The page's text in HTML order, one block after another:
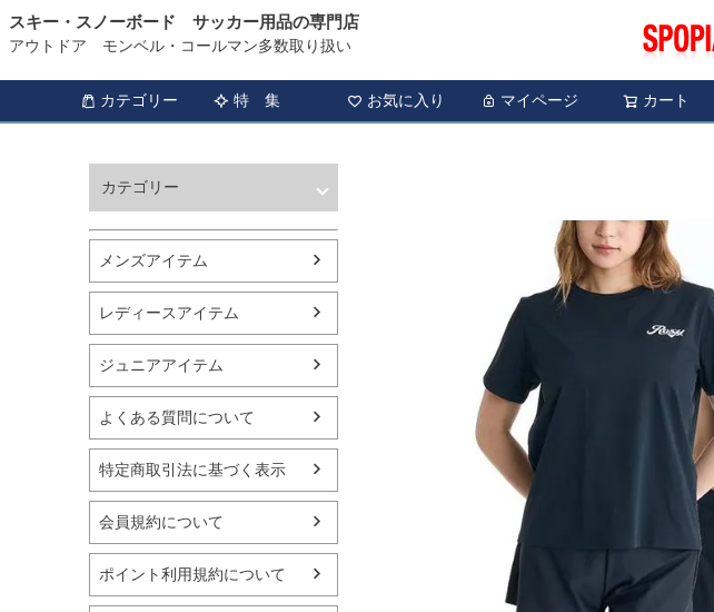
スキー・スノーボード サッカー用品の専門店
アウトドア モンベル・コールマン多数取り扱い
カテゴリー 特 集 お気に入り マイページ カート
カテゴリー
バスケットボール
シューズ
ランニング用品
スポーツアパレル
テニス
バレーボール
フィットネス用品
スイミング用品
マリン
スケートボード
野球・ソフトボール
ゴルフ
メンズアイテム
レディースアイテム
ジュニアアイテム
よくある質問について
特定商取引法に基づく表示
会員規約について
ポイント利用規約について